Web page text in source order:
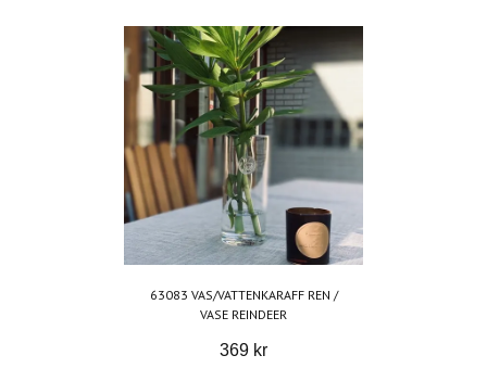
63083 VAS/VATTENKARAFF REN /
VASE REINDEER
369 kr